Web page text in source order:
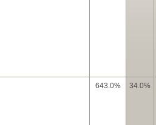
643.0% 34.0%